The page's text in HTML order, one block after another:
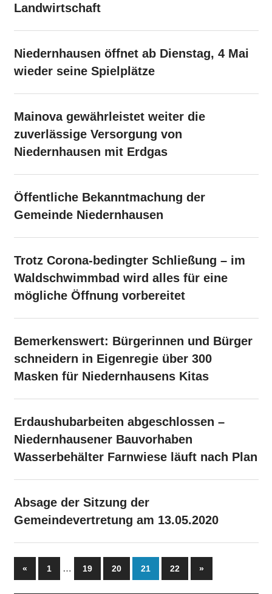
Landwirtschaft
Niedernhausen öffnet ab Dienstag, 4 Mai
wieder seine Spielplätze
Mainova gewährleistet weiter die
zuverlässige Versorgung von
Niedernhausen mit Erdgas
Öffentliche Bekanntmachung der
Gemeinde Niedernhausen
Trotz Corona-bedingter Schließung – im
Waldschwimmbad wird alles für eine
mögliche Öffnung vorbereitet
Bemerkenswert: Bürgerinnen und Bürger
schneidern in Eigenregie über 300
Masken für Niedernhausens Kitas
Erdaushubarbeiten abgeschlossen –
Niedernhausener Bauvorhaben
Wasserbehälter Farnwiese läuft nach Plan
Absage der Sitzung der
Gemeindevertretung am 13.05.2020
Seitennummerierung
«Vorherige
Beiträge
1 … 19 20 21 22
Nächste
Beiträge
»